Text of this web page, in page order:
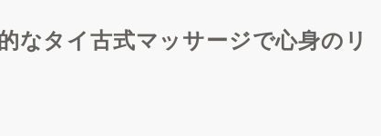
なタイ古式マッサージで心身のリ